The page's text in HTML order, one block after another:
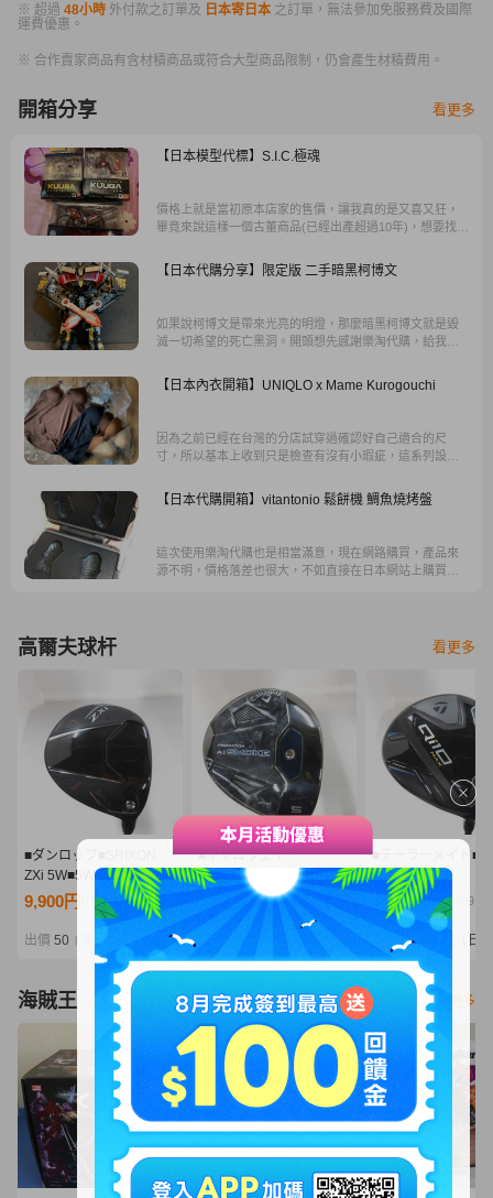
※ 超過 48小時 外付款之訂單及 日本寄日本 之訂單，無法參加免服務費及國際
運費優惠。
※ 合作賣家商品有含材積商品或符合大型商品限制，仍會產生材積費用。
開箱分享 看更多
【日本模型代標】S.I.C.極魂
價格上就是當初原本店家的售價，讓我真的是又喜又狂，
畢竟來說這樣一個古董商品(已經出產超過10年)，想要找到
收到，真的是物美價廉。
【日本代購分享】限定版 二手暗黑柯博文
如果說柯博文是帶來光亮的明燈，那麼暗黑柯博文就是毀
滅一切希望的死亡黑洞。開頭想先感謝樂淘代購，給我這
【日本內衣開箱】UNIQLO x Mame Kurogouchi
因為之前已經在台灣的分店試穿過確認好自己適合的尺
寸，所以基本上收到只是檢查有沒有小瑕疵，這系列設計
很襯膚色。
【日本代購開箱】vitantonio 鬆餅機 鯛魚燒烤盤
這次使用樂淘代購也是相當滿意，現在網路購買，產品來
源不明，價格落差也很大，不如直接在日本網站上購買，
高爾夫球杆 看更多
■ダンロップ■SRIXON
ZXi 5W■5W■S■Diamana
ZXi 50■中古■1円～
9,900円 NT2,142
出價 50 剩餘
■キャロウェイ
■PARADYM Ai SMOKE
MAX
5W■5W■S■SPEEDER
NX BLACK 50■中古■1円
～
12,200円NT2,640
出價33 剩餘 1日
■テーラーメイド
MAX
BLUE TM50(Qi10
中古■1円～
6,050円NT1,309
出價31 1日
海賊王 看更多